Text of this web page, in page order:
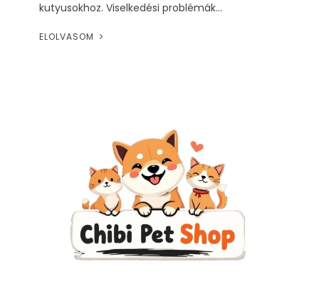
kutyusokhoz. Viselkedési problémák...
ELOLVASOM